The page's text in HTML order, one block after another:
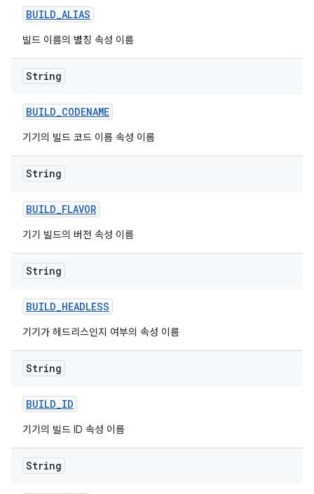
BUILD_ALIAS
빌드 이름의 별칭 속성 이름
String
BUILD_CODENAME
기기의 빌드 코드 이름 속성 이름
String
BUILD_FLAVOR
기기 빌드의 버전 속성 이름
String
BUILD_HEADLESS
기기가 헤드리스인지 여부의 속성 이름
String
BUILD_ID
기기의 빌드 ID 속성 이름
String